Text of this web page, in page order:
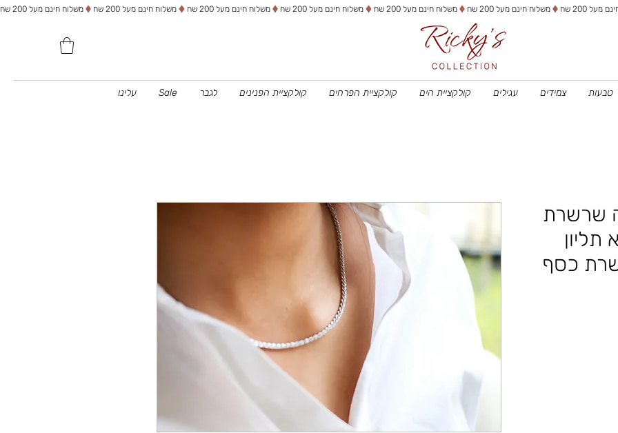
משלוח חינם מעל 200 שח
טבעות צמידים עגילים קולקציית הים קולקציית הפרחים קולקציית הפנינים לגבר Sale עלינו
שרשרת
כסף